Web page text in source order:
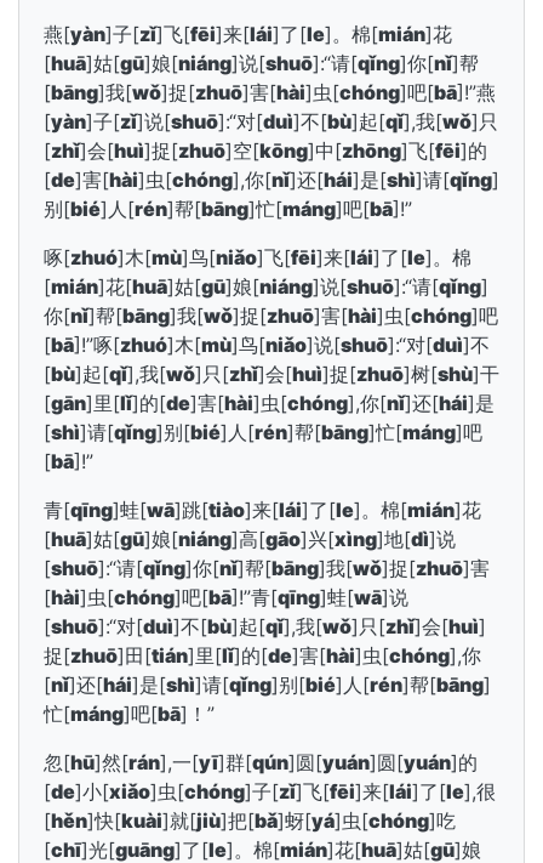
燕[yàn]子[zǐ]飞[fēi]来[lái]了[le]。棉[mián]花
[huā]姑[gū]娘[niáng]说[shuō]:“请[qǐng]你[nǐ]帮
[bāng]我[wǒ]捉[zhuō]害[hài]虫[chóng]吧[bā]!”燕
[yàn]子[zǐ]说[shuō]:“对[duì]不[bù]起[qǐ],我[wǒ]只
[zhǐ]会[huì]捉[zhuō]空[kōng]中[zhōng]飞[fēi]的
[de]害[hài]虫[chóng],你[nǐ]还[hái]是[shì]请[qǐng]
别[bié]人[rén]帮[bāng]忙[máng]吧[bā]!”
啄[zhuó]木[mù]鸟[niǎo]飞[fēi]来[lái]了[le]。棉
[mián]花[huā]姑[gū]娘[niáng]说[shuō]:“请[qǐng]
你[nǐ]帮[bāng]我[wǒ]捉[zhuō]害[hài]虫[chóng]吧
[bā]!”啄[zhuó]木[mù]鸟[niǎo]说[shuō]:“对[duì]不
[bù]起[qǐ],我[wǒ]只[zhǐ]会[huì]捉[zhuō]树[shù]干
[gān]里[lǐ]的[de]害[hài]虫[chóng],你[nǐ]还[hái]是
[shì]请[qǐng]别[bié]人[rén]帮[bāng]忙[máng]吧
[bā]!”
青[qīng]蛙[wā]跳[tiào]来[lái]了[le]。棉[mián]花
[huā]姑[gū]娘[niáng]高[gāo]兴[xìng]地[dì]说
[shuō]:“请[qǐng]你[nǐ]帮[bāng]我[wǒ]捉[zhuō]害
[hài]虫[chóng]吧[bā]!”青[qīng]蛙[wā]说
[shuō]:“对[duì]不[bù]起[qǐ],我[wǒ]只[zhǐ]会[huì]
捉[zhuō]田[tián]里[lǐ]的[de]害[hài]虫[chóng],你
[nǐ]还[hái]是[shì]请[qǐng]别[bié]人[rén]帮[bāng]
忙[máng]吧[bā]！”
忽[hū]然[rán],一[yī]群[qún]圆[yuán]圆[yuán]的
[de]小[xiǎo]虫[chóng]子[zǐ]飞[fēi]来[lái]了[le],很
[hěn]快[kuài]就[jiù]把[bǎ]蚜[yá]虫[chóng]吃
[chī]光[guāng]了[le]。棉[mián]花[huā]姑[gū]娘